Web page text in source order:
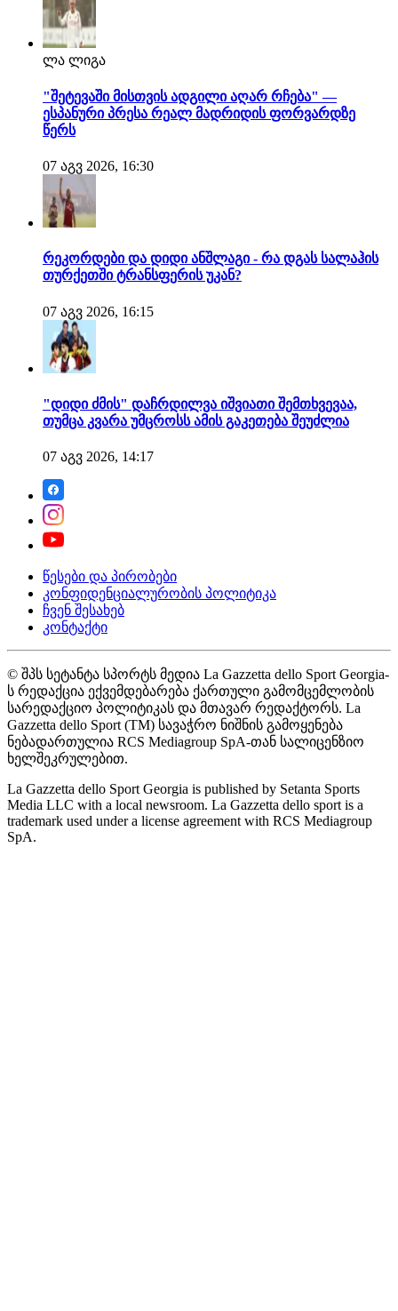
ლა ლიგა
"შეტევაში მისთვის ადგილი აღარ რჩება" —
ესპანური პრესა რეალ მადრიდის ფორვარდზე
წერს
07 აგვ 2026, 16:30
რეკორდები და დიდი ანშლაგი - რა დგას სალაჰის
თურქეთში ტრანსფერის უკან?
07 აგვ 2026, 16:15
"დიდი ძმის" დაჩრდილვა იშვიათი შემთხვევაა,
თუმცა კვარა უმცროსს ამის გაკეთება შეუძლია
07 აგვ 2026, 14:17
წესები და პირობები
კონფიდენციალურობის პოლიტიკა
ჩვენ შესახებ
კონტაქტი
© შპს სეტანტა სპორტს მედია La Gazzetta dello Sport Georgia-
ს რედაქცია ექვემდებარება ქართული გამომცემლობის
სარედაქციო პოლიტიკას და მთავარ რედაქტორს. La
Gazzetta dello Sport (TM) სავაჭრო ნიშნის გამოყენება
ნებადართულია RCS Mediagroup SpA-თან სალიცენზიო
ხელშეკრულებით.
La Gazzetta dello Sport Georgia is published by Setanta Sports
Media LLC with a local newsroom. La Gazzetta dello sport is a
trademark used under a license agreement with RCS Mediagroup
SpA.